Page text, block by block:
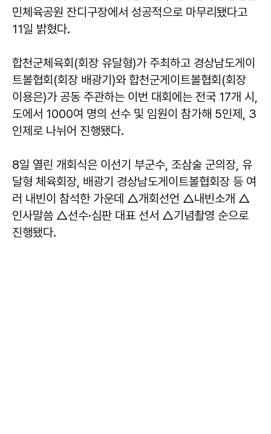
민체육공원 잔디구장에서 성공적으로 마무리됐다고
11일 밝혔다.
합천군체육회(회장 유달형)가 주최하고 경상남도게이
트볼협회(회장 배광기)와 합천군게이트볼협회(회장
이용은)가 공동 주관하는 이번 대회에는 전국 17개 시,
도에서 1000여 명의 선수 및 임원이 참가해 5인제, 3
인제로 나뉘어 진행됐다.
8일 열린 개회식은 이선기 부군수, 조삼술 군의장, 유
달형 체육회장, 배광기 경상남도게이트볼협회장 등 여
러 내빈이 참석한 가운데 △개회선언 △내빈소개 △
인사말씀 △선수·심판 대표 선서 △기념촬영 순으로
진행됐다.